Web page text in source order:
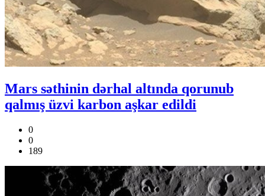
Mars səthinin dərhal altında qorunub
qalmış üzvi karbon aşkar edildi
0
0
189